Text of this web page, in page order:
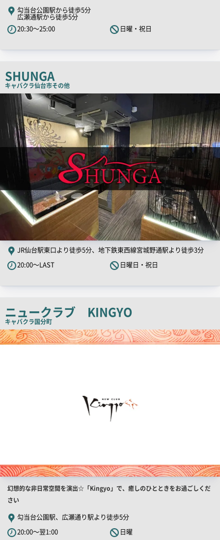
PR
キ
ャ
チ
ピ
ー
勾当台公園駅から徒歩5分
広瀬通駅から徒歩5分
20:30～25:00
日曜・祝日
SHUNGA
キャバクラ仙台市その他
JR仙台駅東口より徒歩5分、地下鉄東西線宮城野通駅より徒歩3分
20:00～LAST
日曜日・祝日
ニュークラブ KINGYO
キャバクラ国分町
店
舗
PR
店
舗
PR
キ
ャ
幻想的な非日常空間を演出☆「Kingyo」で、癒しのひとときをお過ごしくだ
さい
勾当台公園駅、広瀬通り駅より徒歩5分
20:00～翌1:00
日曜